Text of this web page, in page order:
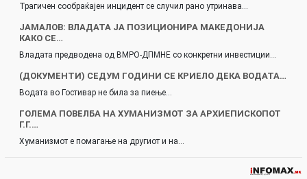
Трагичен сообраќајен инцидент се случил рано утринава…
ЈАМАЛОВ: ВЛАДАТА ЈА ПОЗИЦИОНИРА МАКЕДОНИЈА
КАКО СЕ…
Владата предводена од ВМРО-ДПМНЕ со конкретни инвестиции…
(ДОКУМЕНТИ) СЕДУМ ГОДИНИ СЕ КРИЕЛО ДЕКА ВОДАТА…
Водата во Гостивар не била за пиење…
ГОЛЕМА ПОВЕЛБА НА ХУМАНИЗМОТ ЗА АРХИЕПИСКОПОТ
Г.Г.…
Хуманизмот е помагање на другиот и на…